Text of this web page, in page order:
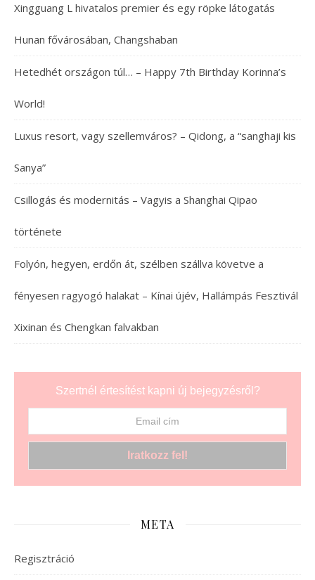
Xingguang L hivatalos premier és egy röpke látogatás
Hunan fővárosában, Changshaban
Hetedhét országon túl… – Happy 7th Birthday Korinna’s
World!
Luxus resort, vagy szellemváros? – Qidong, a “sanghaji kis
Sanya”
Csillogás és modernitás – Vagyis a Shanghai Qipao
története
Folyón, hegyen, erdőn át, szélben szállva követve a
fényesen ragyogó halakat – Kínai újév, Hallámpás Fesztivál
Xixinan és Chengkan falvakban
Szertnél értesítést kapni új bejegyzésről?
META
Regisztráció